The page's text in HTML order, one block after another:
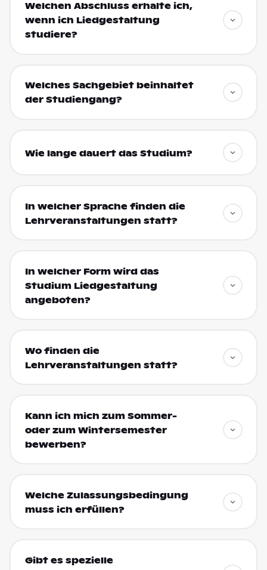
Welchen Abschluss erhalte ich,
wenn ich Liedgestaltung
studiere?
Welches Sachgebiet beinhaltet
der Studiengang?
Wie lange dauert das Studium?
In welcher Sprache finden die
Lehrveranstaltungen statt?
In welcher Form wird das
Studium Liedgestaltung
angeboten?
Wo finden die
Lehrveranstaltungen statt?
Kann ich mich zum Sommer-
oder zum Wintersemester
bewerben?
Welche Zulassungsbedingung
muss ich erfüllen?
Gibt es spezielle